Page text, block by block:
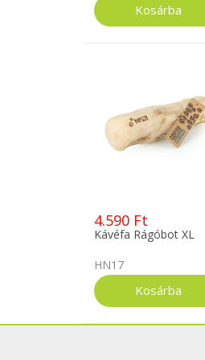
4.590 Ft
Kávéfa Rágóbot XL
HN17